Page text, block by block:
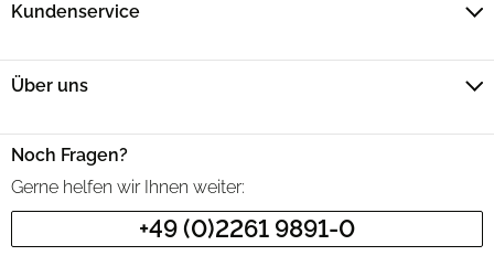
Kundenservice
Noch Fragen?
Gerne helfen wir Ihnen weiter:
+49 (0)2261 9891-0
Über uns